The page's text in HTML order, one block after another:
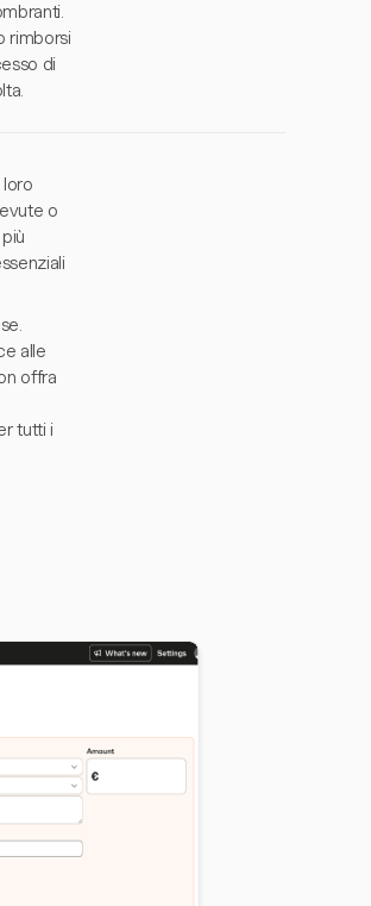
rimborsi
di
o
alle
offra
tutti i